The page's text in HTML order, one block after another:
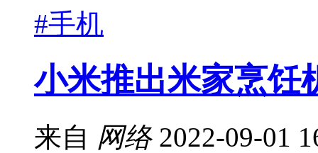
#手机
小米推出米家烹饪
来自 网络 2022-09-01